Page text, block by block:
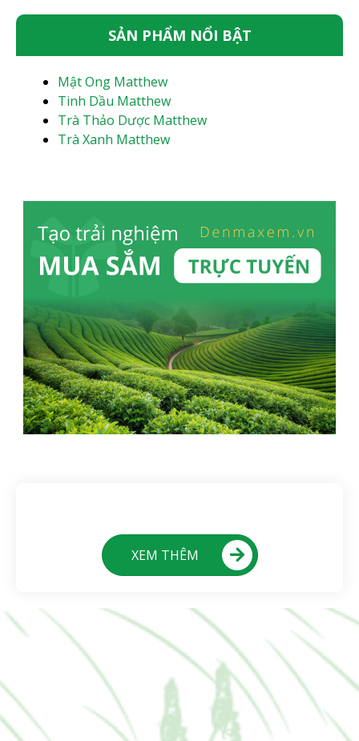
SẢN PHẨM NỔI BẬT
Mật Ong Matthew
Tinh Dầu Matthew
Trà Thảo Dược Matthew
Trà Xanh Matthew
XEM THÊM